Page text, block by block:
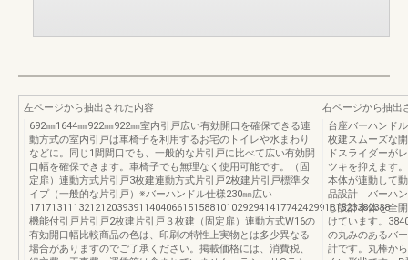
左ページから抽出された内容
692㎜1644㎜922㎜922㎜室内引戸広い有効開口を確保できる連
動方式の室内引戸は車椅子を利用するお宅のトイレや水まわり
などに。同じ1間間口でも、一般的な片引戸に比べて広い有効開
口幅を確保できます。車椅子でも無理なく使用可能です。（固
定扉）連動方式片引戸3枚建連動方式片引戸2枚建片引戸標準タ
イプ（一般的な片引戸）※バーハンドル仕様230㎜広い
171713111321212039391140406615158810102929414177424299181823382338
機能付引戸片引戸2枚建片引戸３枚建（固定扉）連動方式W16の
有効開口幅比較商品の色は、印刷の特性上実物とは多少異なる
場合がありますのでご了承ください。掲載価格には、消費税、
右ページから抽出
台座バーハンド
枚建スムーズな
ドスライダーが
ツキを抑えます
本体が連動して
品設計 バーハ
し設計本体を全
けています。
の丸みのあるバ
計です。丸棒か